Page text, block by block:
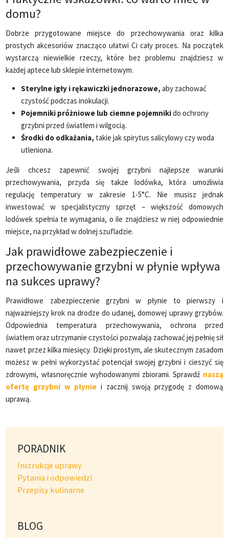
domu?
Dobrze przygotowane miejsce do przechowywania oraz kilka
prostych akcesoriów znacząco ułatwi Ci cały proces. Na początek
wystarczą niewielkie rzeczy, które bez problemu znajdziesz w
każdej aptece lub sklepie internetowym.
Sterylne igły i rękawiczki jednorazowe,aby zachować
czystość podczas inokulacji.
Pojemniki próżniowe lub ciemne pojemnikido ochrony
grzybni przed światłem i wilgocią.
Środki do odkażania, takie jak spirytus salicylowy czy woda
utleniona.
Jeśli chcesz zapewnić swojej grzybni najlepsze warunki
przechowywania, przyda się także lodówka, która umożliwia
regulację temperatury w zakresie 1-5°C. Nie musisz jednak
inwestować w specjalistyczny sprzęt – większość domowych
lodówek spełnia te wymagania, o ile znajdziesz w niej odpowiednie
miejsce, na przykład w dolnej szufladzie.
Jak prawidłowe zabezpieczenie i
przechowywanie grzybni w płynie wpływa
na sukces uprawy?
Prawidłowe zabezpieczenie grzybni w płynie to pierwszy i
najważniejszy krok na drodze do udanej, domowej uprawy grzybów.
Odpowiednia temperatura przechowywania, ochrona przed
światłem oraz utrzymanie czystości pozwalają zachować jej pełnię sił
nawet przez kilka miesięcy. Dzięki prostym, ale skutecznym zasadom
możesz w pełni wykorzystać potencjał swojej grzybni i cieszyć się
zdrowymi, własnoręcznie wyhodowanymi zbiorami. Sprawdź naszą
ofertę grzybni w płynie i zacznij swoją przygodę z domową
uprawą.
PORADNIK
Instrukcje uprawy
Pytania i odpowiedzi
Przepisy kulinarne
BLOG